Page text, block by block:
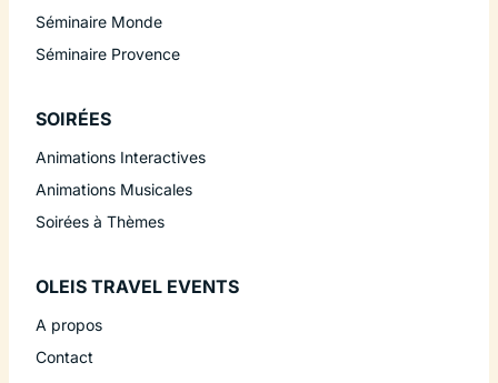
Séminaire Monde
Séminaire Provence
SOIRÉES
Animations Interactives
Animations Musicales
Soirées à Thèmes
OLEIS TRAVEL EVENTS
A propos
Contact